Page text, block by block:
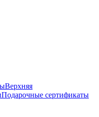
Верхняя
Подарочные сертификаты